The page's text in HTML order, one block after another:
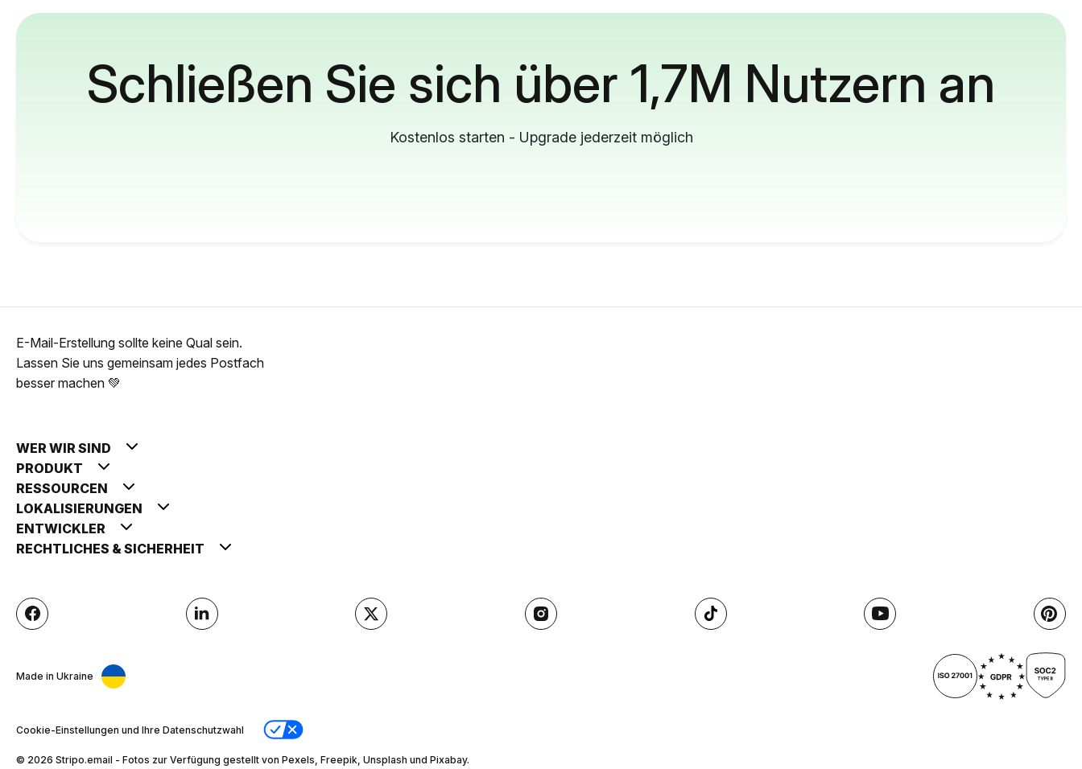
Schließen Sie sich über 1,7M Nutzern an
Kostenlos starten - Upgrade jederzeit möglich
E-Mail-Erstellung sollte keine Qual sein.
Lassen Sie uns gemeinsam jedes Postfach
besser machen 💚
WER WIR SIND
PRODUKT
RESSOURCEN
LOKALISIERUNGEN
ENTWICKLER
RECHTLICHES & SICHERHEIT
Made in Ukraine
Cookie-Einstellungen und Ihre Datenschutzwahl
© 2026 Stripо.email - Fotos zur Verfügung gestellt von Pexels, Freepik, Unsplash und Pixabay.